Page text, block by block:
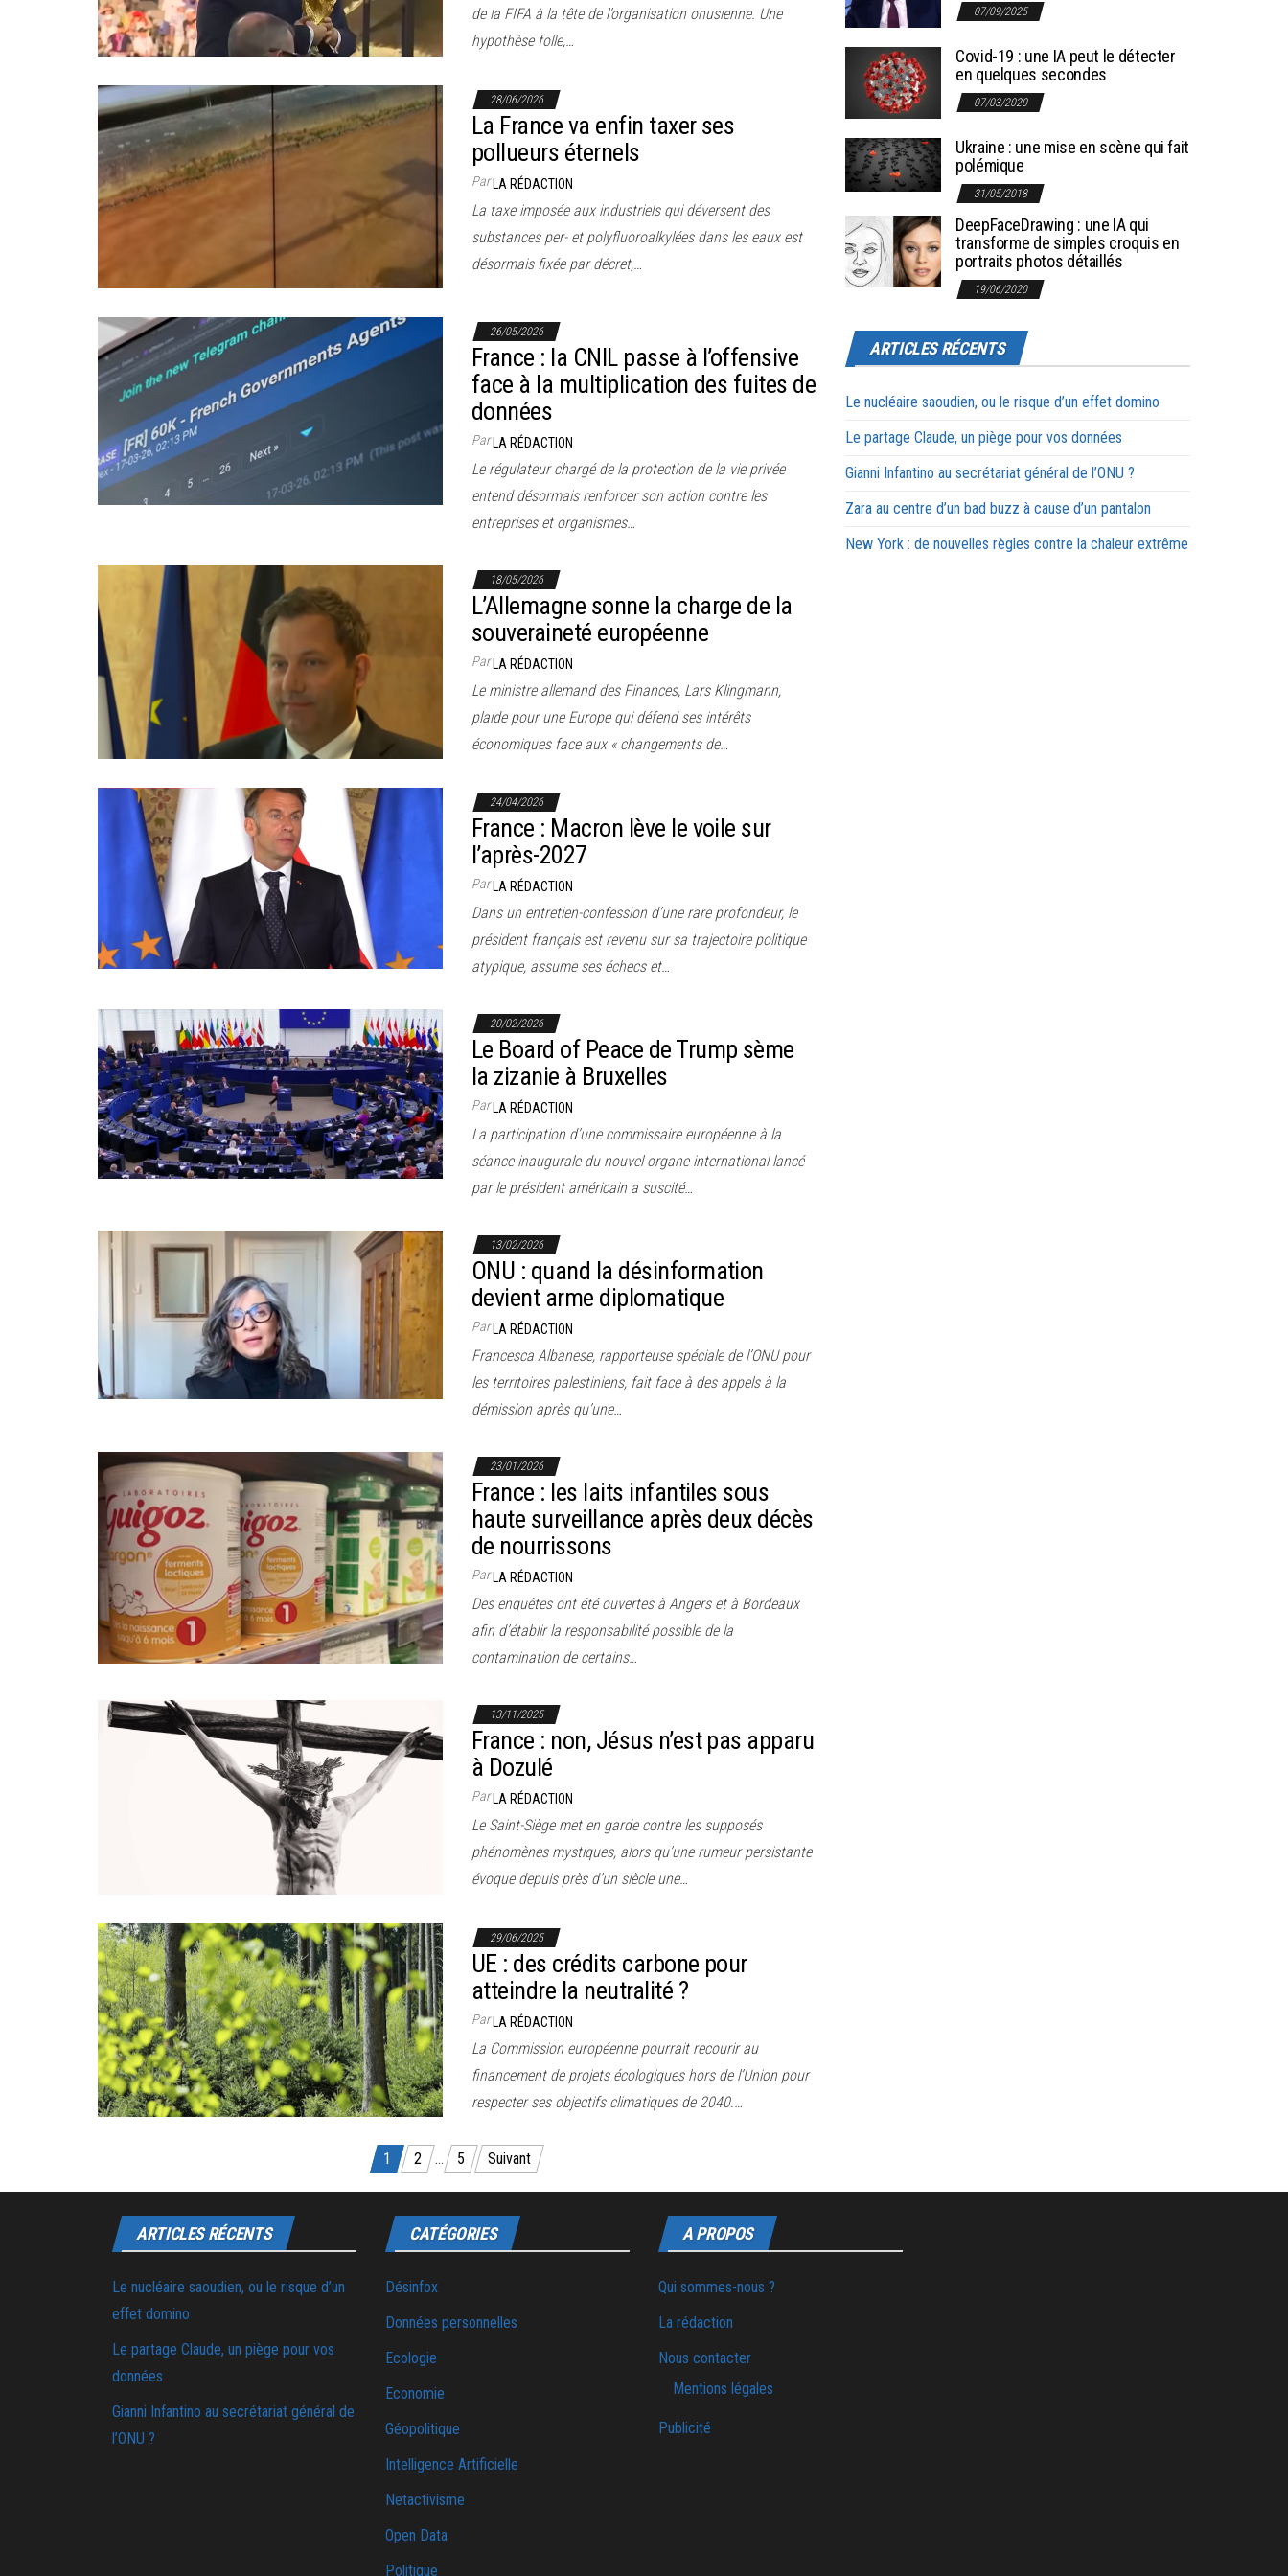
de la FIFA à la tête de l’organisation onusienne. Une
hypothèse folle,…
28/06/2026
La France va enfin taxer ses
pollueurs éternels
ParLA RÉDACTION
La taxe imposée aux industriels qui déversent des
substances per- et polyfluoroalkylées dans les eaux est
désormais fixée par décret,…
26/05/2026
France : la CNIL passe à l’offensive
face à la multiplication des fuites de
données
ParLA RÉDACTION
Le régulateur chargé de la protection de la vie privée
entend désormais renforcer son action contre les
entreprises et organismes…
18/05/2026
L’Allemagne sonne la charge de la
souveraineté européenne
ParLA RÉDACTION
Le ministre allemand des Finances, Lars Klingmann,
plaide pour une Europe qui défend ses intérêts
économiques face aux « changements de…
24/04/2026
France : Macron lève le voile sur
l’après-2027
ParLA RÉDACTION
Dans un entretien-confession d’une rare profondeur, le
président français est revenu sur sa trajectoire politique
atypique, assume ses échecs et…
20/02/2026
Le Board of Peace de Trump sème
la zizanie à Bruxelles
ParLA RÉDACTION
La participation d’une commissaire européenne à la
séance inaugurale du nouvel organe international lancé
par le président américain a suscité…
13/02/2026
ONU : quand la désinformation
devient arme diplomatique
ParLA RÉDACTION
Francesca Albanese, rapporteuse spéciale de l’ONU pour
les territoires palestiniens, fait face à des appels à la
démission après qu’une…
23/01/2026
France : les laits infantiles sous
haute surveillance après deux décès
de nourrissons
ParLA RÉDACTION
Des enquêtes ont été ouvertes à Angers et à Bordeaux
afin d’établir la responsabilité possible de la
contamination de certains…
13/11/2025
France : non, Jésus n’est pas apparu
à Dozulé
ParLA RÉDACTION
Le Saint-Siège met en garde contre les supposés
phénomènes mystiques, alors qu’une rumeur persistante
évoque depuis près d’un siècle une…
29/06/2025
UE : des crédits carbone pour
atteindre la neutralité ?
ParLA RÉDACTION
La Commission européenne pourrait recourir au
financement de projets écologiques hors de l’Union pour
respecter ses objectifs climatiques de 2040.…
Pagination des publications
1 2 … 5 Suivant
07/09/2025
Covid-19 : une IA peut le détecter
en quelques secondes
07/03/2020
Ukraine : une mise en scène qui fait
polémique
31/05/2018
DeepFaceDrawing : une IA qui
transforme de simples croquis en
portraits photos détaillés
19/06/2020
ARTICLES RÉCENTS
Le nucléaire saoudien, ou le risque d’un effet domino
Le partage Claude, un piège pour vos données
Gianni Infantino au secrétariat général de l’ONU ?
Zara au centre d’un bad buzz à cause d’un pantalon
New York : de nouvelles règles contre la chaleur extrême
ARTICLES RÉCENTS
Le nucléaire saoudien, ou le risque d’un
effet domino
Le partage Claude, un piège pour vos
données
Gianni Infantino au secrétariat général de
l’ONU ?
CATÉGORIES
Désinfox
Données personnelles
Ecologie
Economie
Géopolitique
Intelligence Artificielle
Netactivisme
Open Data
Politique
A PROPOS
Qui sommes-nous ?
La rédaction
Nous contacter
Mentions légales
Publicité